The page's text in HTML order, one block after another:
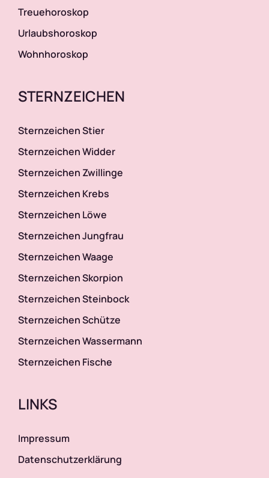
Treuehoroskop
Urlaubshoroskop
Wohnhoroskop
STERNZEICHEN
Sternzeichen Stier
Sternzeichen Widder
Sternzeichen Zwillinge
Sternzeichen Krebs
Sternzeichen Löwe
Sternzeichen Jungfrau
Sternzeichen Waage
Sternzeichen Skorpion
Sternzeichen Steinbock
Sternzeichen Schütze
Sternzeichen Wassermann
Sternzeichen Fische
LINKS
Impressum
Datenschutzerklärung